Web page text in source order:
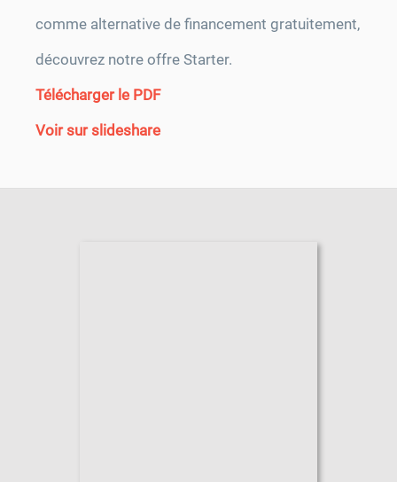
comme alternative de financement gratuitement,
découvrez notre offre Starter.
Télécharger le PDF
Voir sur slideshare